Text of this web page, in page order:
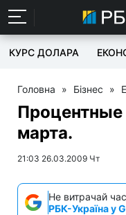
КУРС ДОЛАРА
Головна » Бізнес »
Процентные
марта.
21:03 26.03.2009 Чт
Не витрачай
РБК-Україна у